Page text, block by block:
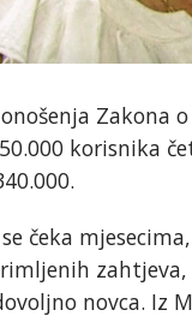
Zakona
korisnika
čeka
novca. Iz